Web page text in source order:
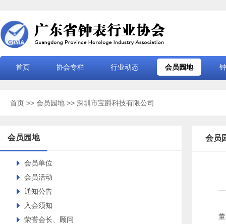
首页 协会专栏 行业动态 会员园地
首页 >> 会员园地 >> 深圳市宝爵科技有限公司
会员园地
会员单位
会员活动
通知公告
入会须知
荣誉会长、顾问
会员